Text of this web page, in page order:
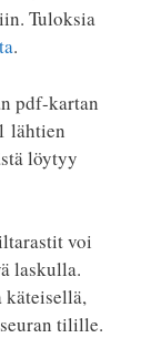
Tuloksia
.
pdf-kartan
lähtien
löytyy
voi
laskulla.
käteisellä,
tilille.